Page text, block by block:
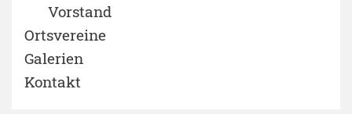
Vorstand
Ortsvereine
Galerien
Kontakt